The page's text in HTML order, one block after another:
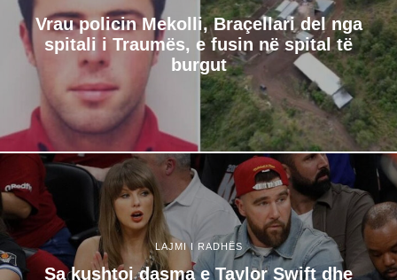
Vrau policin Mekolli, Braçellari del nga
spitali i Traumës, e fusin në spital të
burgut
LAJMI I RADHËS
Sa kushtoi dasma e Taylor Swift dhe